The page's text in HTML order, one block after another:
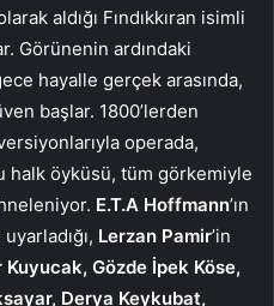
aldığı Fındıkkıran isimli
Görünenin ardındaki
hayalle gerçek arasında,
başlar. 1800’lerden
operada,
halk öyküsü, tüm görkemiyle
E.T.A Hoffmann’ın
uyarladığı, Lerzan Pamir’in
Kuyucak, Gözde İpek Köse,
Derya Keykubat,